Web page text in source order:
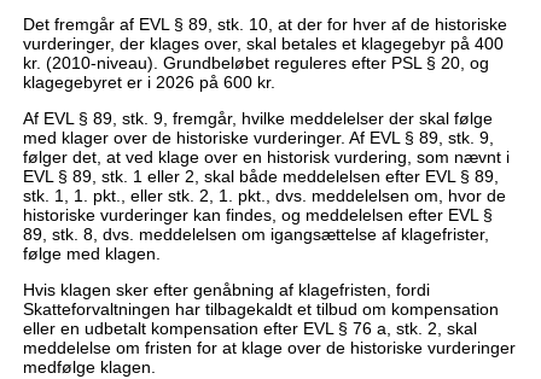
Det fremgår af EVL § 89, stk. 10, at der for hver af de historiske
vurderinger, der klages over, skal betales et klagegebyr på 400
kr. (2010-niveau). Grundbeløbet reguleres efter PSL § 20, og
klagegebyret er i 2026 på 600 kr.
Af EVL § 89, stk. 9, fremgår, hvilke meddelelser der skal følge
med klager over de historiske vurderinger. Af EVL § 89, stk. 9,
følger det, at ved klage over en historisk vurdering, som nævnt i
EVL § 89, stk. 1 eller 2, skal både meddelelsen efter EVL § 89,
stk. 1, 1. pkt., eller stk. 2, 1. pkt., dvs. meddelelsen om, hvor de
historiske vurderinger kan findes, og meddelelsen efter EVL §
89, stk. 8, dvs. meddelelsen om igangsættelse af klagefrister,
følge med klagen.
Hvis klagen sker efter genåbning af klagefristen, fordi
Skatteforvaltningen har tilbagekaldt et tilbud om kompensation
eller en udbetalt kompensation efter EVL § 76 a, stk. 2, skal
meddelelse om fristen for at klage over de historiske vurderinger
medfølge klagen.